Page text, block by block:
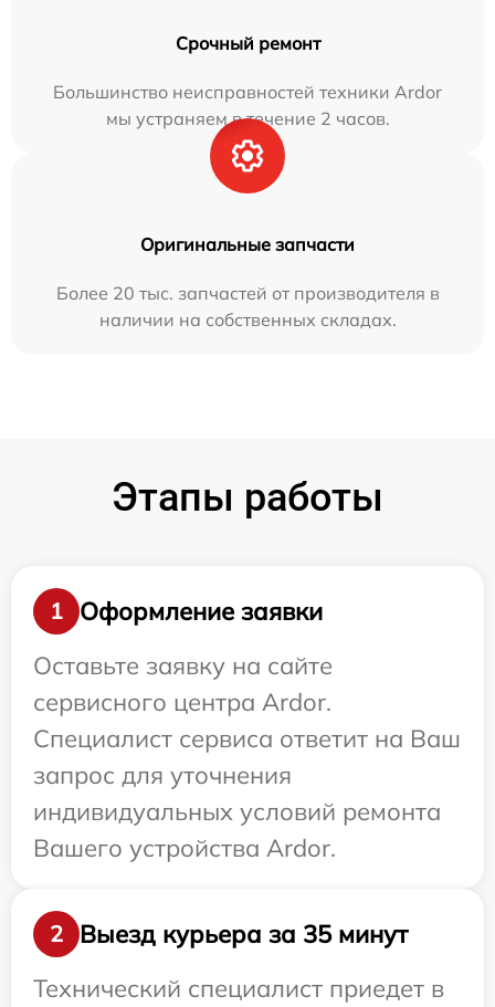
Срочный ремонт
Большинство неисправностей техники Ardor
мы устраняем в течение 2 часов.
Оригинальные запчасти
Более 20 тыс. запчастей от производителя в
наличии на собственных складах.
Этапы работы
1
Оформление заявки
Оставьте заявку на сайте
сервисного центра Ardor.
Специалист сервиса ответит на Ваш
запрос для уточнения
индивидуальных условий ремонта
Вашего устройства Ardor.
2
Выезд курьера за 35 минут
Технический специалист приедет в